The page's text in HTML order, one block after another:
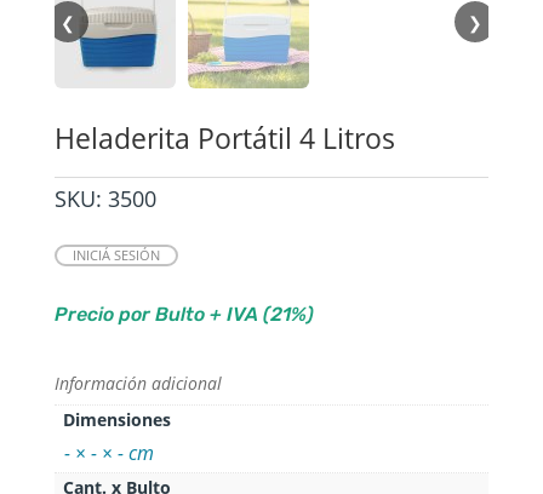
❮ ❯
Heladerita Portátil 4 Litros
SKU: 3500
INICIÁ SESIÓN
Precio por Bulto + IVA (21%)
Información adicional
Dimensiones
- × - × - cm
Cant. x Bulto